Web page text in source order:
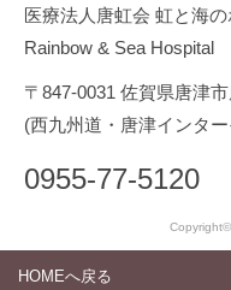
医療法人唐虹会 虹と海
Rainbow & Sea Hospital
〒847-0031 佐賀県唐津
(西九州道・唐津インタ
0955-77-5120
HOMEへ戻る